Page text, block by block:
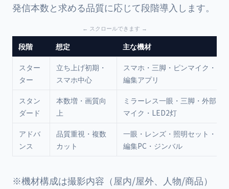
発信本数と求める品質に応じて段階導入します。
段階 想定 主な機材
スター
ター
立ち上げ初期・
スマホ中心
スマホ・三脚・ピンマイク・
編集アプリ
スタン
ダード
本数増・画質向
上
ミラーレス一眼・三脚・外部
マイク・LED2灯
アドバ
ンス
品質重視・複数
カット
一眼・レンズ・照明セット・
編集PC・ジンバル
※機材構成は撮影内容（屋内/屋外、人物/商品）